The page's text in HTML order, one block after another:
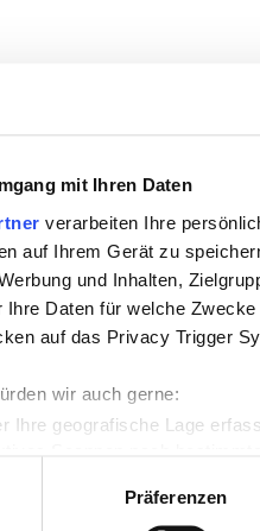
mit Ihren Daten
verarbeiten Ihre
auf Ihrem Gerät zu
und Inhalten,
Ihre Daten für welche
auf das Privacy Trigger
wir auch gerne:
Ihre geografische Lage
Scannen nach
Präferenzen